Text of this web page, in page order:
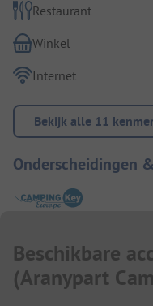
Restaurant
Winkel
Internet
Bekijk alle 11
Onderscheidingen
Beschikbare
(Aranypart